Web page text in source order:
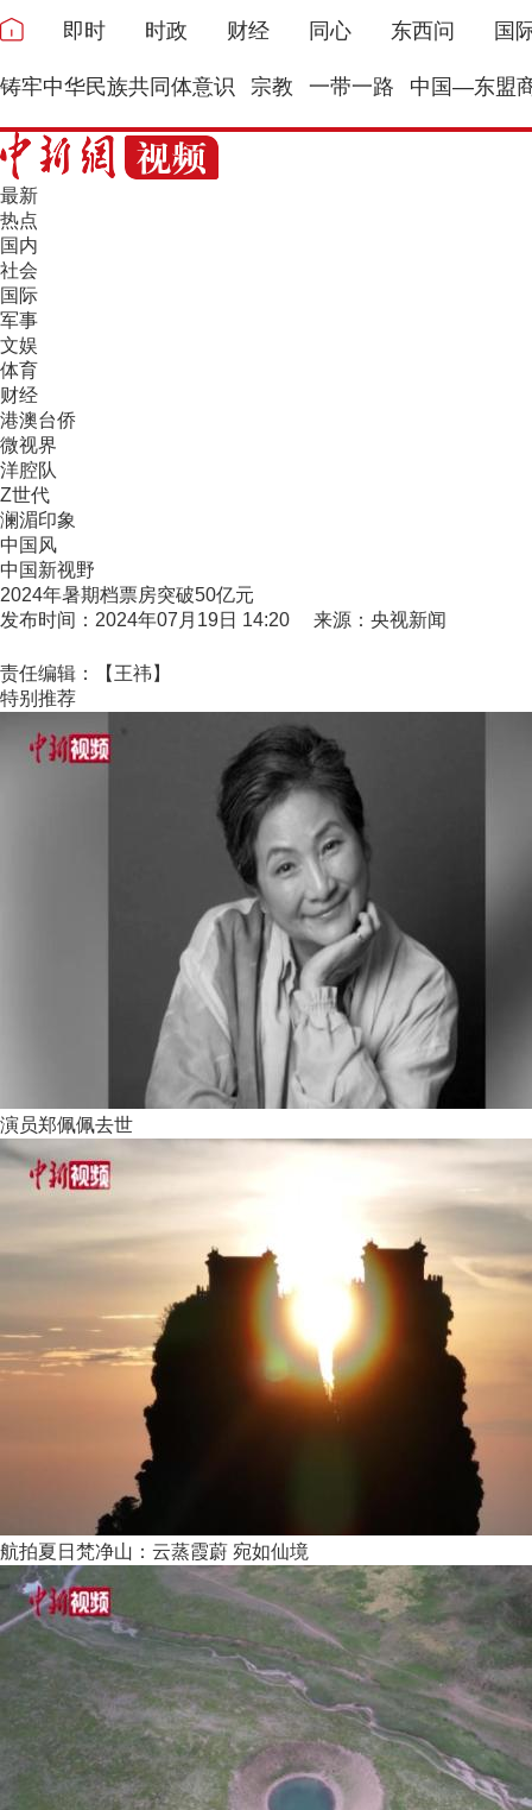
即时 时政 财经 同心 东西问 国
铸牢中华民族共同体意识 宗教 一带一路 中国—东盟
最新
热点
国内
社会
国际
军事
文娱
体育
财经
港澳台侨
微视界
洋腔队
Z世代
澜湄印象
中国风
中国新视野
2024年暑期档票房突破50亿元
发布时间：2024年07月19日 14:20 来源：央视新闻
责任编辑：【王祎】
特别推荐
演员郑佩佩去世
航拍夏日梵净山：云蒸霞蔚 宛如仙境